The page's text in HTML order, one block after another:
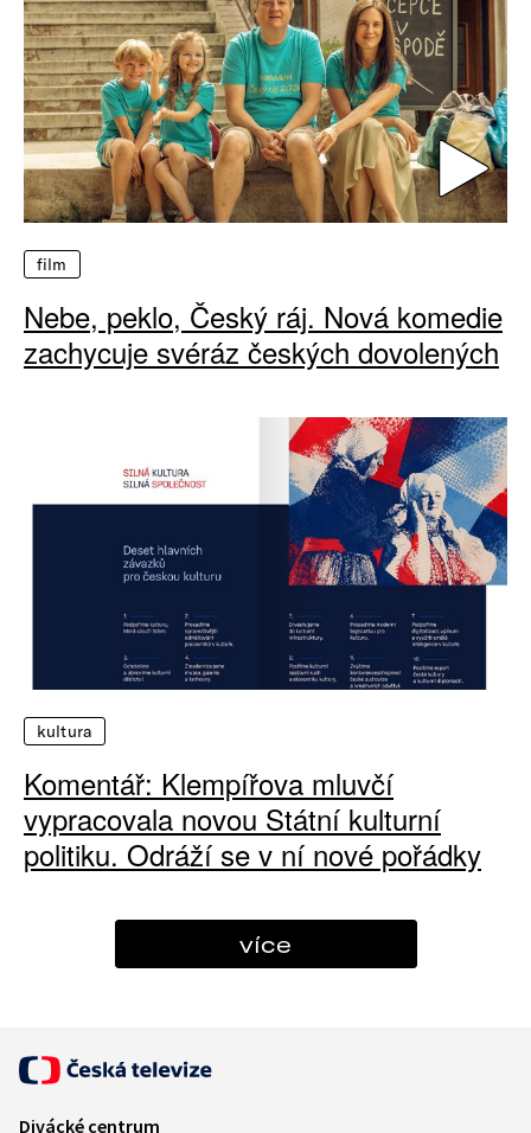
film
Nebe, peklo, Český ráj. Nová komedie
zachycuje svéráz českých dovolených
kultura
Komentář: Klempířova mluvčí
vypracovala novou Státní kulturní
politiku. Odráží se v ní nové pořádky
více